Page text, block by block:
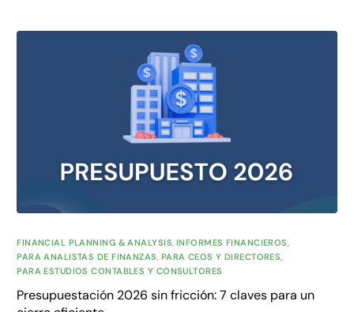
FINANCIAL PLANNING & ANALYSIS, INFORMES FINANCIEROS,
PARA ANALISTAS DE FINANZAS, PARA CEOS Y DIRECTORES,
PARA ESTUDIOS CONTABLES Y CONSULTORES
Presupuestación 2026 sin fricción: 7 claves para un